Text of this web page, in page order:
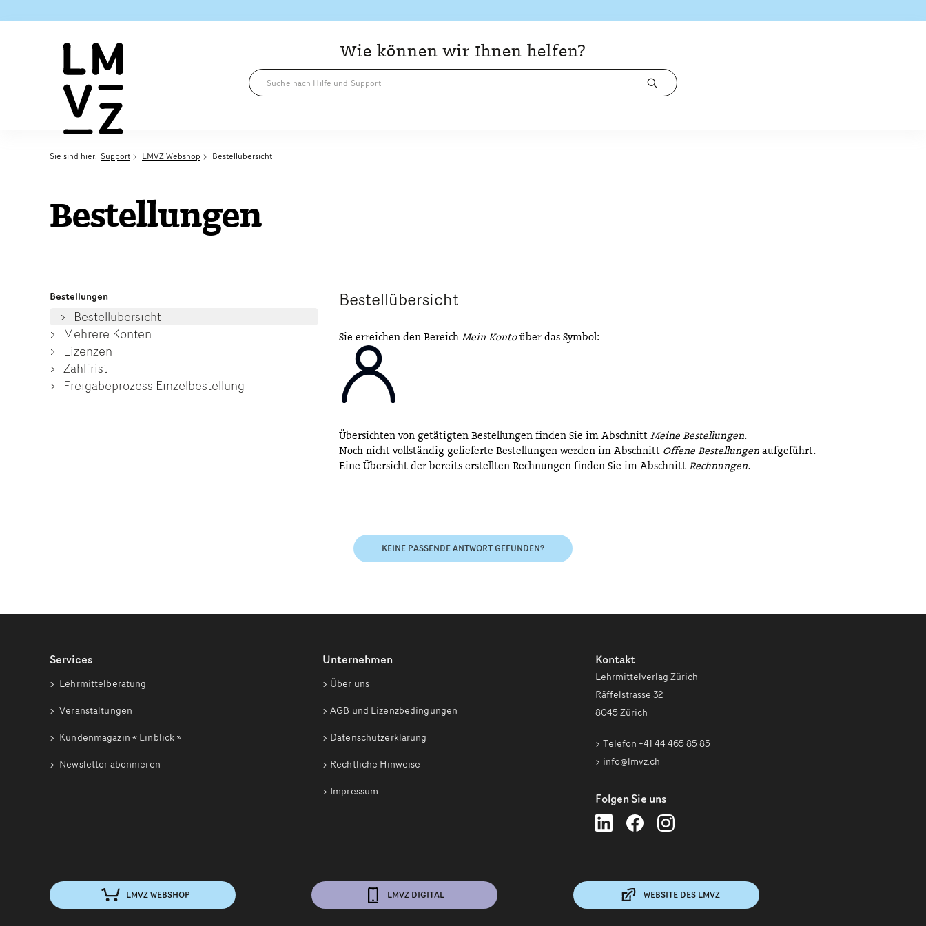
Wie können wir Ihnen helfen?
Sie sind hier: Support LMVZ Webshop Bestellübersicht
Bestellungen
Bestellungen
Bestellübersicht
Mehrere Konten
Lizenzen
Zahlfrist
Freigabeprozess Einzelbestellung
Bestellübersicht
Sie erreichen den BereichMein Kontoüber das Symbol:
Übersichten von getätigten Bestellungen finden Sie im AbschnittMeine Bestellungen.
Noch nicht vollständig gelieferte Bestellungen werden im Abschnitt Offene Bestellungen aufgeführt.
Eine Übersicht der bereits erstellten Rechnungen finden Sie im AbschnittRechnungen.
KEINE PASSENDE ANTWORT GEFUNDEN?
Services
Lehrmittelberatung
Veranstaltungen
Kundenmagazin « Einblick »
Newsletter abonnieren
Unternehmen
Über uns
AGB und Lizenzbedingungen
Datenschutzerklärung
Rechtliche Hinweise
Impressum
Kontakt
Lehrmittelverlag Zürich
Räffelstrasse 32
8045 Zürich
Telefon +41 44 465 85 85
info@lmvz.ch
Folgen Sie uns
Lehrmittelverlag
Zürich
Lehrmittelverlag
Zürich
Lehrmittelverlag
Zürich
LMVZ WEBSHOP LMVZ DIGITAL WEBSITE DES LMVZ